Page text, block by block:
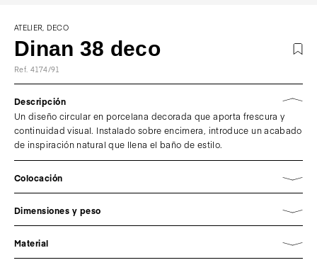
ATELIER, DECO
Dinan 38 deco
Ref. 4174/91
Descripción
Un diseño circular en porcelana decorada que aporta frescura y
continuidad visual. Instalado sobre encimera, introduce un acabado
de inspiración natural que llena el baño de estilo.
Colocación
Dimensiones y peso
Material